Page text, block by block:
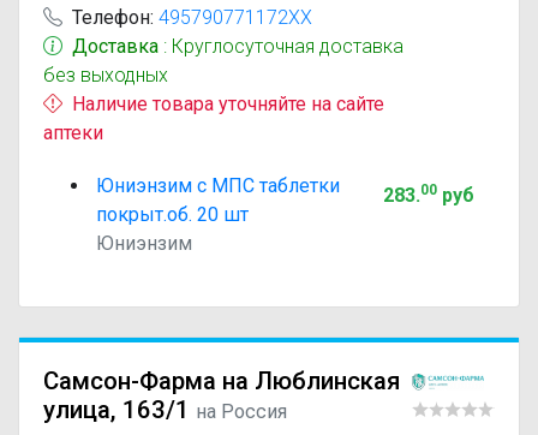
Телефон: 495790771172XX
Доставка : Круглосуточная доставка
без выходных
Наличие товара уточняйте на сайте
аптеки
Юниэнзим с МПС таблетки
покрыт.об. 20 шт
Юниэнзим
283.00руб
Самсон-Фарма на Люблинская
улица, 163/1 на Россия